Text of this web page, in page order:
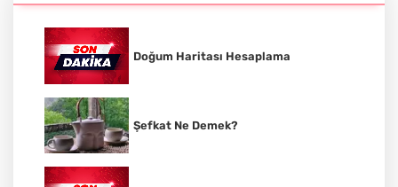
Doğum Haritası Hesaplama
Şefkat Ne Demek?